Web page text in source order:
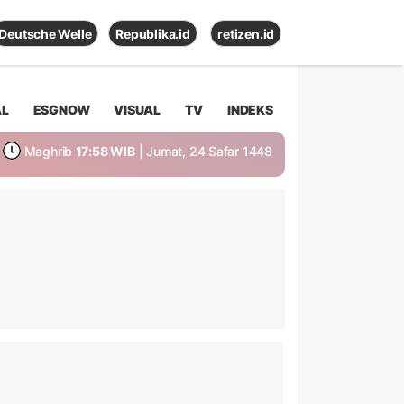
Deutsche Welle Republika.id retizen.id
ESGNOW VISUAL TV INDEKS
Maghrib 17:58 WIB | Jumat, 24 Safar 1448